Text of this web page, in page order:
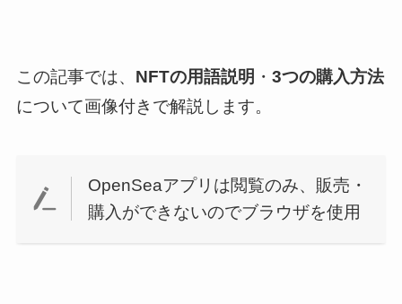
この記事では、 NFTの用語説明 ・ 3つの購入方法
について画像付きで解説します。
OpenSeaアプリは閲覧のみ、販売・
購入ができないのでブラウザを使用